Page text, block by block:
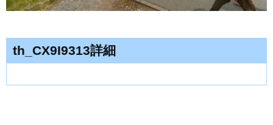
th_CX9I9313詳細